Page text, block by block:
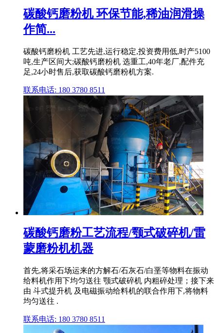
碳酸钙磨粉机 环保节能,稀油润滑操
作简...
碳酸钙磨粉机 工艺先进,运行稳定,投资费用低,时产5100
吨,生产区间大;碳酸钙磨粉机 选重工,40年老厂,配件充
足,24小时售后,获取碳酸钙磨粉机方案.
联系电话: 180 3780 8511
碳酸钙磨粉工艺流程/颚式破碎机/雷
蒙磨粉机机器
首先,将采石场运来的方解石/石灰石/白垩等物料在振动
给料机作用下均匀送往 颚式破碎机 内粗碎处理；接下来
由 斗式提升机 及电磁振动给料机的联合作用下,将物料
均匀送往 .
联系电话: 180 3780 8511